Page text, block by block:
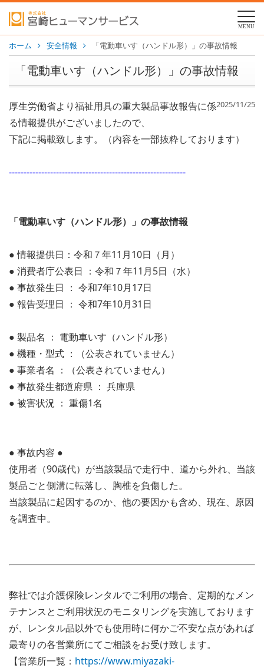
MENU
ホーム 安全情報 「電動車いす（ハンドル形）」の事故情報
「電動車いす（ハンドル形）」の事故情報
2025/11/25
厚生労働省より福祉用具の重大製品事故報告に係
る情報提供がございましたので、
下記に掲載致します。（内容を一部抜粋しております）
------------------------------------------------------------
「電動車いす（ハンドル形）」の事故情報
● 情報提供日：令和７年11月10日（月）
● 消費者庁公表日 ：令和７年11月5日（水）
● 事故発生日 ： 令和7年10月17日
● 報告受理日 ： 令和7年10月31日
● 製品名 ： 電動車いす（ハンドル形）
● 機種・型式 ：（公表されていません）
● 事業者名 ：（公表されていません）
● 事故発生都道府県 ： 兵庫県
● 被害状況 ： 重傷1名
● 事故内容 ●
使用者（90歳代）が当該製品で走行中、道から外れ、当該
製品ごと側溝に転落し、胸椎を負傷した。
当該製品に起因するのか、他の要因かも含め、現在、原因
を調査中。
弊社では介護保険レンタルでご利用の場合、定期的なメン
テナンスとご利用状況のモニタリングを実施しております
が、レンタル品以外でも使用時に何かご不安な点があれば
最寄りの各営業所にてご相談をお受け致します。
【営業所一覧： https://www.miyazaki-